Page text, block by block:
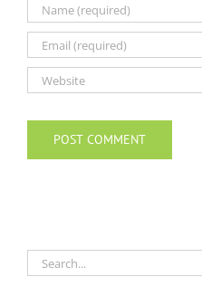
Search
for: